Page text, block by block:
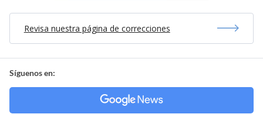
Revisa nuestra página de correcciones
Síguenos en: